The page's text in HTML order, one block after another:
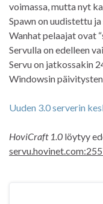
voimassa, mutta nyt
Spawn on uudistettu
Wanhat pelaajat ovat
Servulla on edelleen
Servu on jatkossakin
Windowsin
Uuden 3.0 serverin
HoviCraft 1.0 löytyy